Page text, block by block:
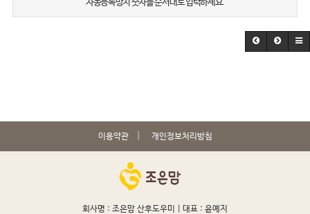
자동등록방지 숫자를 순서대로 입력하세요.
이용약관 개인정보처리방침
회사명 : 조은맘 산후도우미 | 대표 : 윤예지